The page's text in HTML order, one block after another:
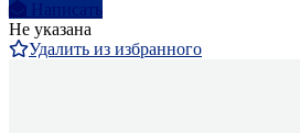
Написать
Не указана
Удалить из избранного